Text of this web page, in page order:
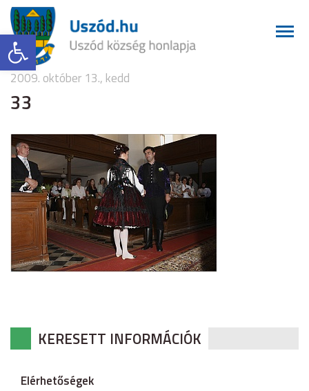
Eszköztár megnyitása
2009. október 13., kedd
33
KERESETT INFORMÁCIÓK
Elérhetőségek